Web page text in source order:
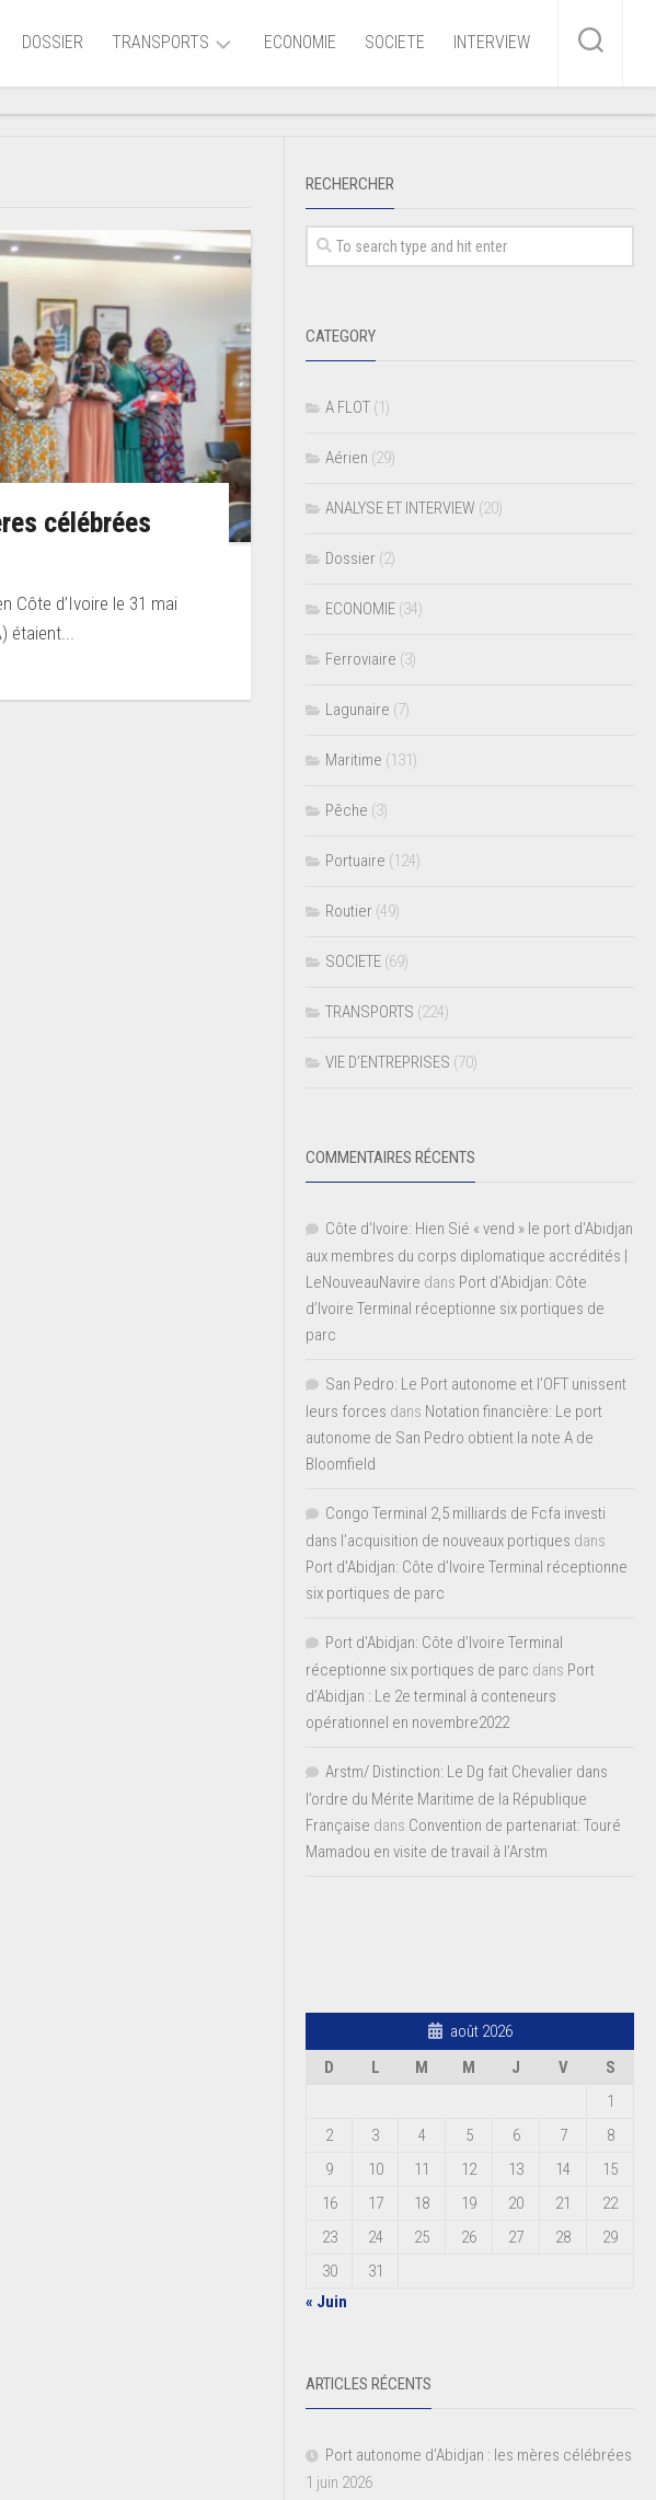
DOSSIER TRANSPORTS
Aérien
Routier
Lagunaire
ECONOMIE SOCIETE INTERVIEW
célébrées
Côte d’Ivoire le 31 mai
RECHERCHER
CATEGORY
A FLOT (1)
Aérien (29)
ANALYSE ET INTERVIEW (20)
Dossier (2)
ECONOMIE (34)
Ferroviaire (3)
Lagunaire (7)
Maritime (131)
Pêche (3)
Portuaire (124)
Routier (49)
SOCIETE (69)
TRANSPORTS (224)
VIE D’ENTREPRISES (70)
COMMENTAIRES RÉCENTS
Côte d'Ivoire: Hien Sié « vend » le port d'Abidjan
aux membres du corps diplomatique accrédités |
LeNouveauNavire dans Port d’Abidjan: Côte
d’Ivoire Terminal réceptionne six portiques de
parc
San Pedro: Le Port autonome et l’OFT unissent
leurs forces dans Notation financière: Le port
autonome de San Pedro obtient la note A de
Bloomfield
Congo Terminal 2,5 milliards de Fcfa investi
dans l’acquisition de nouveaux portiques dans
Port d’Abidjan: Côte d’Ivoire Terminal réceptionne
six portiques de parc
Port d'Abidjan: Côte d’Ivoire Terminal
réceptionne six portiques de parc dans Port
d’Abidjan : Le 2e terminal à conteneurs
opérationnel en novembre2022
Arstm/ Distinction: Le Dg fait Chevalier dans
l’ordre du Mérite Maritime de la République
Française dans Convention de partenariat: Touré
Mamadou en visite de travail à l’Arstm
août 2026
D
L M M J V
S
1
2
3 4 5 6 7
8
9
10 11 12 13 14
15
16
17 18 19 20 21
22
23
24 25 26 27 28
29
30
31
« Juin
ARTICLES RÉCENTS
Port autonome d’Abidjan : les mères célébrées
1 juin 2026